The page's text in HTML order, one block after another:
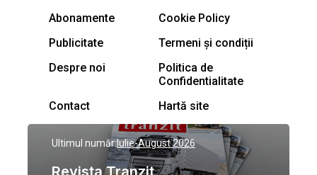
Abonamente
Cookie Policy
Publicitate
Termeni și condiții
Despre noi
Politica de
Confidentialitate
Contact
Hartă site
Ultimul număr:Iulie-August 2026
Revista Tranzit